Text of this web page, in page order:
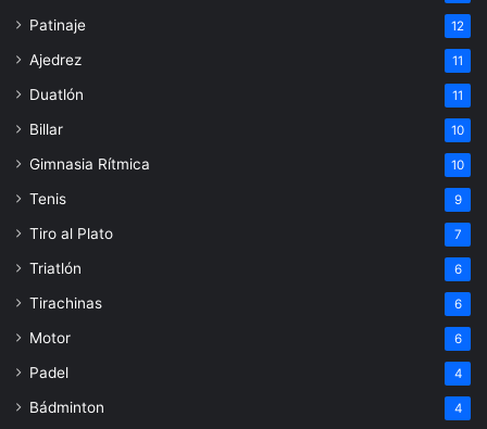
Patinaje 12
Ajedrez 11
Duatlón 11
Billar 10
Gimnasia Rítmica 10
Tenis 9
Tiro al Plato 7
Triatlón 6
Tirachinas 6
Motor 6
Padel 4
Bádminton 4